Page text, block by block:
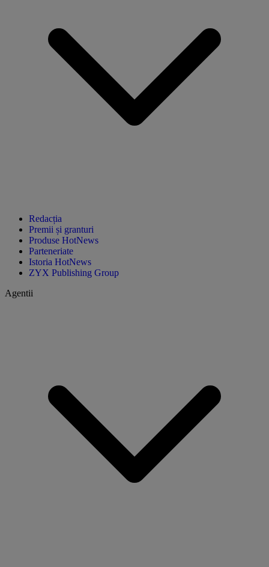
Redacția
Premii și granturi
Produse HotNews
Parteneriate
Istoria HotNews
ZYX Publishing Group
Agentii